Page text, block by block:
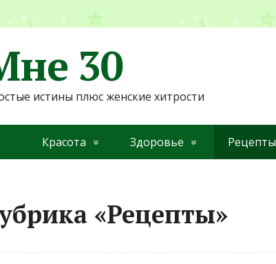
30
истины плюс женские хитрости
Красота Здоровье Рецепты
«Рецепты»